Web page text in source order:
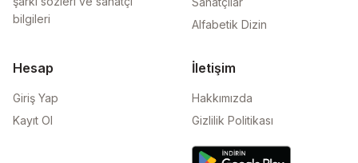
bilgileri
Alfabetik Dizin
Hesap
Giriş Yap
Kayıt Ol
İletişim
Hakkımızda
Gizlilik Politikası